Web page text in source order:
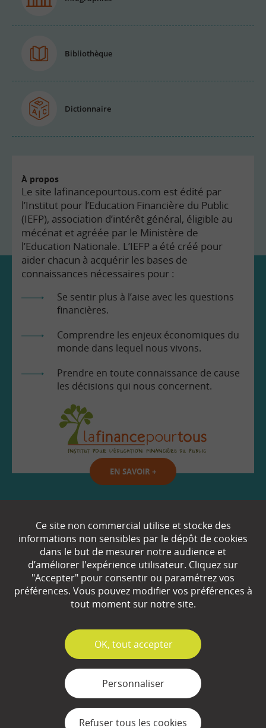
Bibliothèque
Dictionnaire
À propos
Le site lafinancepourtous.com est édité par
l’Institut pour l’Education Financière du Public
(IEFP), association d’intérêt général, éligible au
mécénat et agréée par le Ministère de
l’Education Nationale. L’IEFP a été créé pour
aider chacun à acquérir les bases de
connaissances nécessaires pour :
Se sentir plus à l’aise avec les questions
financières.
Comprendre les enjeux économiques du
monde dans lequel nous vivons.
Prendre en toute connaissance de cause
les décisions qui nous concernent.
EN SAVOIR +
Partenaires
Espace Presse
Plan du site
Mentions légales
Ce site non commercial utilise et stocke des
informations non sensibles par le dépôt de cookies
dans le but de mesurer notre audience et
d’améliorer l'expérience utilisateur. Cliquez sur
"Accepter" pour consentir ou paramétrez vos
préférences. Vous pouvez modifier vos préférences à
tout moment sur notre site.
✓
OK, tout accepter
Personnaliser
Refuser tous les cookies